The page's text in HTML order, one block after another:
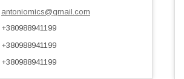
antoniomics@gmail.com
+380988941199
+380988941199
+380988941199